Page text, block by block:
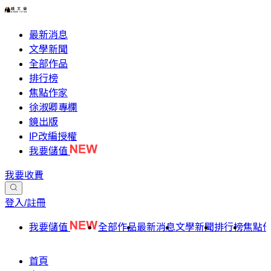
最新消息
文學新聞
全部作品
排行榜
焦點作家
徐淑卿專欄
鏡出版
IP改編授權
我要儲值
我要收費
登入/註冊
我要儲值 全部作品最新消息文學新聞排行榜焦點
首頁